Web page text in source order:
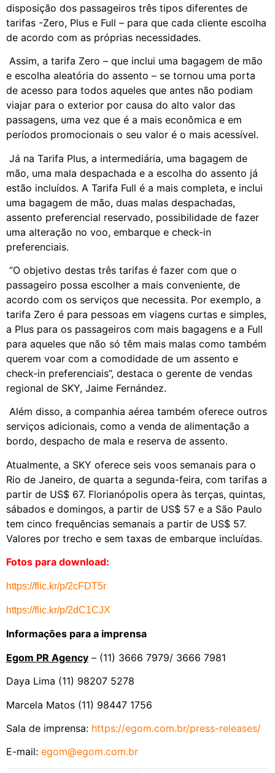
disposição dos passageiros três tipos diferentes de
tarifas -Zero, Plus e Full – para que cada cliente escolha
de acordo com as próprias necessidades.
Assim, a tarifa Zero – que inclui uma bagagem de mão
e escolha aleatória do assento – se tornou uma porta
de acesso para todos aqueles que antes não podiam
viajar para o exterior por causa do alto valor das
passagens, uma vez que é a mais econômica e em
períodos promocionais o seu valor é o mais acessível.
Já na Tarifa Plus, a intermediária, uma bagagem de
mão, uma mala despachada e a escolha do assento já
estão incluídos. A Tarifa Full é a mais completa, e inclui
uma bagagem de mão, duas malas despachadas,
assento preferencial reservado, possibilidade de fazer
uma alteração no voo, embarque e check-in
preferenciais.
“O objetivo destas três tarifas é fazer com que o
passageiro possa escolher a mais conveniente, de
acordo com os serviços que necessita. Por exemplo, a
tarifa Zero é para pessoas em viagens curtas e simples,
a Plus para os passageiros com mais bagagens e a Full
para aqueles que não só têm mais malas como também
querem voar com a comodidade de um assento e
check-in preferenciais”, destaca o gerente de vendas
regional de SKY, Jaime Fernández.
Além disso, a companhia aérea também oferece outros
serviços adicionais, como a venda de alimentação a
bordo, despacho de mala e reserva de assento.
Atualmente, a SKY oferece seis voos semanais para o
Rio de Janeiro, de quarta a segunda-feira, com tarifas a
partir de US$ 67. Florianópolis opera às terças, quintas,
sábados e domingos, a partir de US$ 57 e a São Paulo
tem cinco frequências semanais a partir de US$ 57.
Valores por trecho e sem taxas de embarque incluídas.
Fotos para download:
https://flic.kr/p/2cFDT5r
https://flic.kr/p/2dC1CJX
Informações para a imprensa
Egom PR Agency – (11) 3666 7979/ 3666 7981
Daya Lima (11) 98207 5278
Marcela Matos (11) 98447 1756
Sala de imprensa: https://egom.com.br/press-releases/
E-mail: egom@egom.com.br